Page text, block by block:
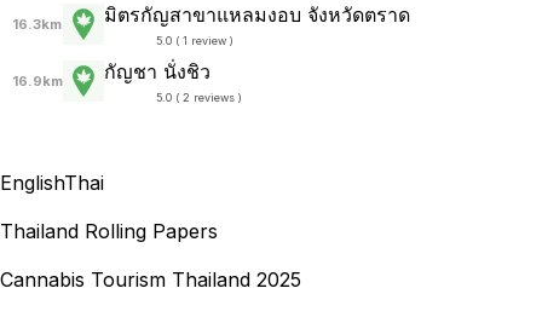
16.3km มิตรกัญสาขาแหลมงอบ จังหวัดตราด
5.0 ( 1 review )
16.9km กัญชา นั่งชิว
5.0 ( 2 reviews )
EnglishThai
Thailand Rolling Papers
Cannabis Tourism Thailand 2025